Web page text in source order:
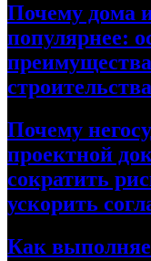
Почему дома
популярнее:
Почему
проектной
сократить
ускорить
Как